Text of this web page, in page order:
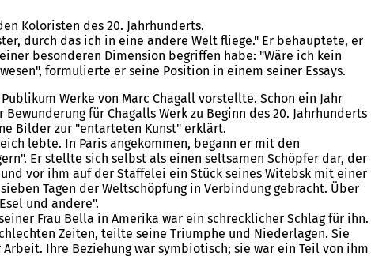
Koloristen des 20. Jahrhunderts.
durch das ich in eine andere Welt fliege." Er behauptete, er
besonderen Dimension begriffen habe: "Wäre ich kein
formulierte er seine Position in einem seiner Essays.
Werke von Marc Chagall vorstellte. Schon ein Jahr
für Chagalls Werk zu Beginn des 20. Jahrhunderts
Bilder zur "entarteten Kunst" erklärt.
lebte. In Paris angekommen, begann er mit den
Er stellte sich selbst als einen seltsamen Schöpfer dar, der
vor ihm auf der Staffelei ein Stück seines Witebsk mit einer
Tagen der Weltschöpfung in Verbindung gebracht. Über
und andere".
Frau Bella in Amerika war ein schrecklicher Schlag für ihn.
Zeiten, teilte seine Triumphe und Niederlagen. Sie
Ihre Beziehung war symbiotisch; sie war ein Teil von ihm